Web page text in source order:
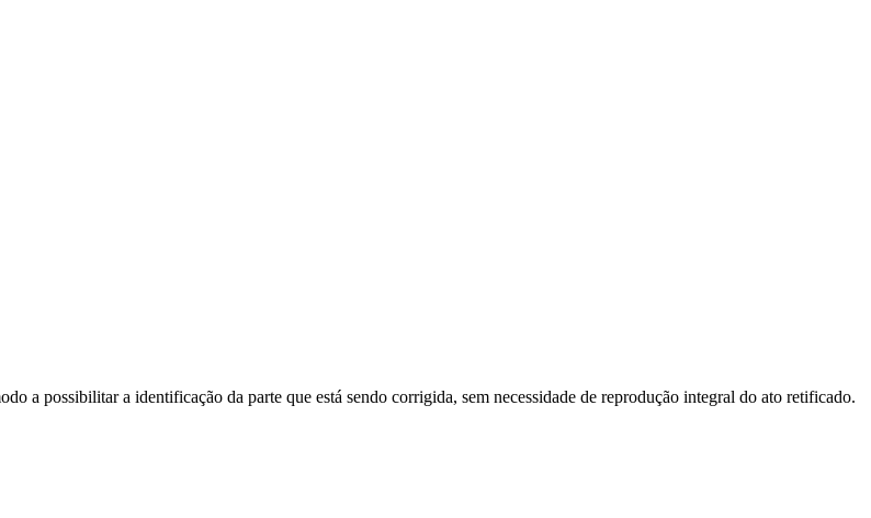
Matéria que corrige trechos de atos que tenham sido publicados com erro. É feita de modo a possibilitar a identificação da parte que está sendo corrigida, sem necessidade de reprodução integral do ato retificado.